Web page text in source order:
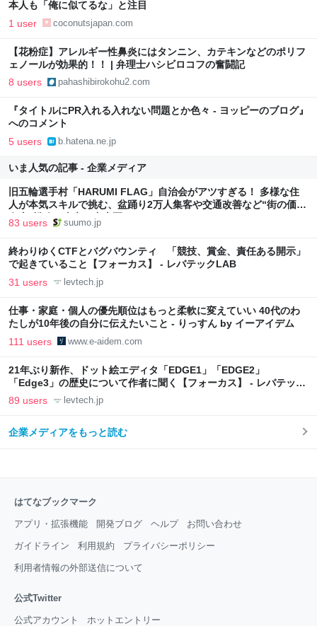
本人も「俺に似てるな」と注目
1 user coconutsjapan.com
【花粉症】アレルギー性鼻炎にはタンニン、カテキンなどのポリフ
ェノールが効果的！！ | 弁理士ハシビロコフの奮闘記
8 users pahashibirokohu2.com
『タイトルにPR入れる入れない問題とか色々 - ヨッピーのブログ』
へのコメント
5 users b.hatena.ne.jp
いま人気の記事 - 企業メディア
旧五輪選手村「HARUMI FLAG」自治会がアツすぎる！ 多様な住
人が本気スキルで挑む、盆踊り2万人集客や交通改善など“街の価値
向上”戦略 東京・中央区
83 users suumo.jp
終わりゆくCTFとバグバウンティ 「競技、賞金、責任ある開示」
で起きていること【フォーカス】 - レバテックLAB
31 users levtech.jp
仕事・家庭・個人の優先順位はもっと柔軟に変えていい 40代のわ
たしが10年後の自分に伝えたいこと - りっすん by イーアイデム
111 users www.e-aidem.com
21年ぶり新作、ドット絵エディタ「EDGE1」「EDGE2」
「Edge3」の歴史について作者に聞く【フォーカス】 - レバテック
LAB
89 users levtech.jp
企業メディアをもっと読む
はてなブックマーク
アプリ・拡張機能 開発ブログ ヘルプ お問い合わせ
ガイドライン 利用規約 プライバシーポリシー
利用者情報の外部送信について
公式Twitter
公式アカウント ホットエントリー